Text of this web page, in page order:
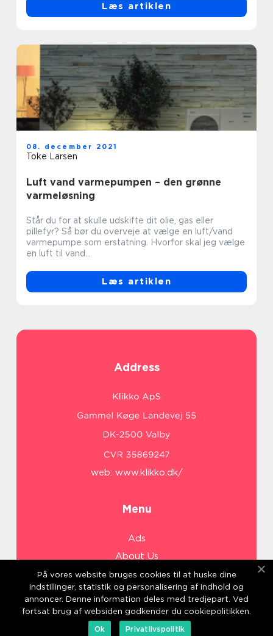
Læs artiklen
Luft vand varmepumpen – den grønne
varmeløsning
08. december 2021
Toke Larsen
Står du for at skulle udskifte dit olie, gas eller
pillefyr? Så bør du overveje at vælge en luft/vand
varmepumpe som erstatning. Hvorfor skal jeg vælge
en luft til vand...
Læs artiklen
Address
web: www.klikko.dk/
Menu
Ads
About Us
Cookies
Contact
Sitemap
På vores website bruges cookies til at huske dine
indstillinger, statistik og personalisering af indhold og
annoncer. Denne information deles med tredjepart. Ved
fortsat brug af websiden godkender du cookiepolitikken.
Ok
Privatlivspolitik